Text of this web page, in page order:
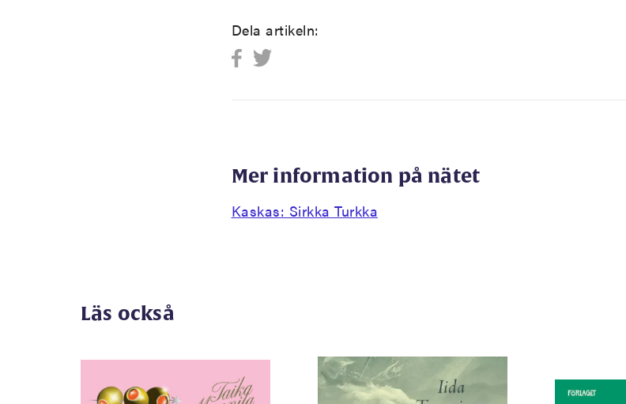
Dela artikeln:
Mer information på nätet
Kaskas: Sirkka Turkka
Läs också